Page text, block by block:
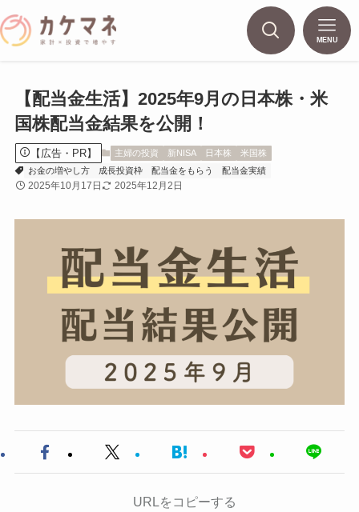
MENU
【配当金生活】2025年9月の日本株・米
国株配当金結果を公開！
【広告・PR】 主婦の投資 新NISA 日本株
米国株
お金の増やし方
成長投資枠 配当金をもらう 配当金実績
2025年10月17日 2025年12月2日
URLをコピーする